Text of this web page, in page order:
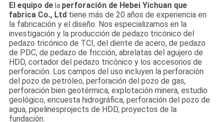
El equipo dela perforación de Hebei Yichuan que
fabrica Co., Ltd tiene más de 20 años de experiencia en
la fabricación y el diseño. Nos especializamos en la
investigación y la producción de pedazo tricónico del
pedazo tricónico de TCI, del diente de acero, de pedazo
de PDC, de pedazo de fricción, abrelatas del agujero de
HDD, cortador del pedazo tricónico y los accesorios de
perforación. Los campos del uso incluyen la perforación
del pozo de petróleo, perforación del pozo de gas,
perforación bien geotérmica, explotación minera, estudio
geológico, encuesta hidrográfica, perforación del pozo de
agua, pipelinesprojects de HDD, proyectos de la
fundación.